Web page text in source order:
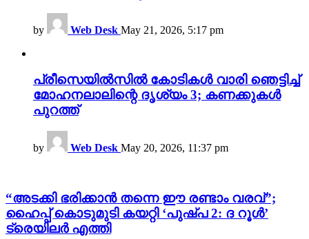
by Web Desk May 21, 2026, 5:17 pm
പ്രീസെയിൽസിൽ കോടികൾ വാരി ഞെട്ടിച്ച്
മോഹനലാലിന്റെ ദൃശ്യം 3; കണക്കുകൾ
പുറത്ത്
by Web Desk May 20, 2026, 11:37 pm
“അടക്കി ഭരിക്കാൻ തന്നെ ഈ രണ്ടാം വരവ്”;
ഹൈപ്പ് കൊടുമുടി കയറ്റി ‘പുഷ്പ 2: ദ റൂൾ’
ട്രെയിലർ എത്തി